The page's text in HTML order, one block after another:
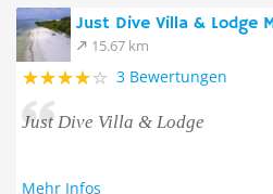
Just Dive Villa & Lodge
15.67 km
3 Bewertungen
Just Dive Villa & Lodge
Mehr Infos